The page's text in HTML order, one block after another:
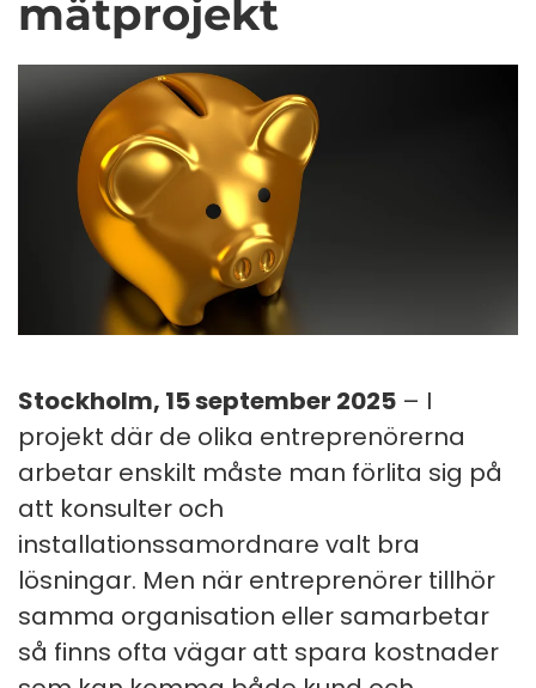
mätprojekt
Stockholm, 15 september 2025 – I
projekt där de olika entreprenörerna
arbetar enskilt måste man förlita sig på
att konsulter och
installationssamordnare valt bra
lösningar. Men när entreprenörer tillhör
samma organisation eller samarbetar
så finns ofta vägar att spara kostnader